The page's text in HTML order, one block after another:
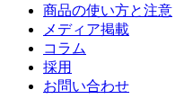
商品の使い方と注意
メディア掲載
コラム
採用
お問い合わせ